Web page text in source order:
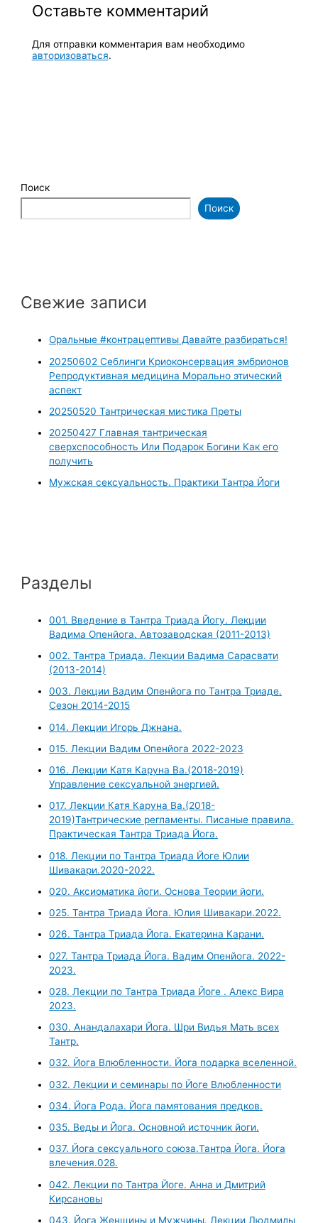
Оставьте комментарий
Для отправки комментария вам необходимо
авторизоваться.
Поиск
Поиск
Свежие записи
Оральные #контрацептивы Давайте разбираться!
20250602 Себлинги Криоконсервация эмбрионов
Репродуктивная медицина Морально этический
аспект
20250520 Тантрическая мистика Преты
20250427 Главная тантрическая
сверхспособность Или Подарок Богини Как его
получить
Мужская сексуальность. Практики Тантра Йоги
Разделы
001. Введение в Тантра Триада Йогу. Лекции
Вадима Опенйога. Автозаводская (2011-2013)
002. Тантра Триада. Лекции Вадима Сарасвати
(2013-2014)
003. Лекции Вадим Опенйога по Тантра Триаде.
Сезон 2014-2015
014. Лекции Игорь Джнана.
015. Лекции Вадим Опенйога 2022-2023
016. Лекции Катя Каруна Ва.(2018-2019)
Управление сексуальной энергией.
017. Лекции Катя Каруна Ва.(2018-
2019)Тантрические регламенты. Писаные правила.
Практическая Тантра Триада Йога.
018. Лекции по Тантра Триада Йоге Юлии
Шивакари.2020-2022.
020. Аксиоматика йоги. Основа Теории йоги.
025. Тантра Триада Йога. Юлия Шивакари.2022.
026. Тантра Триада Йога. Екатерина Карани.
027. Тантра Триада Йога. Вадим Опенйога. 2022-
2023.
028. Лекции по Тантра Триада Йоге . Алекс Вира
2023.
030. Анандалахари Йога. Шри Видья Мать всех
Тантр.
032. Йога Влюбленности. Йога подарка вселенной.
032. Лекции и семинары по Йоге Влюбленности
034. Йога Рода. Йога памятования предков.
035. Веды и Йога. Основной источник йоги.
037. Йога сексуального союза.Тантра Йога. Йога
влечения.028.
042. Лекции по Тантра Йоге. Анна и Дмитрий
Кирсановы
043. Йога Женщины и Мужчины. Лекции Людмилы